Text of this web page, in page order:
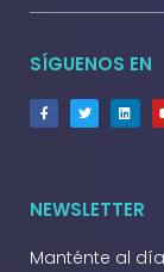
SÍGUENOS EN
NEWSLETTER
Manténte al